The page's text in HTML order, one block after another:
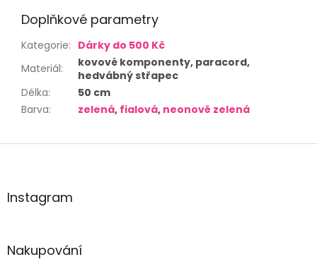
Doplňkové parametry
Kategorie: Dárky do 500 Kč
Materiál:
kovové komponenty, paracord,
hedvábný střapec
Délka:
50 cm
Barva: zelená, fialová, neonově zelená
Z
aInstagram
Nakupování